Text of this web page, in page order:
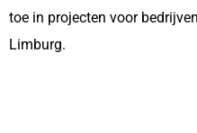
toe in projecten voor
Limburg.